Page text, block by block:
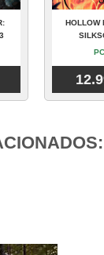
HOLLOW
PC